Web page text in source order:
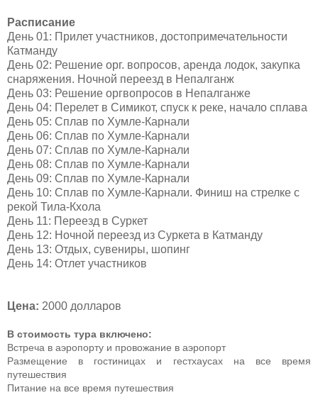
Расписание
День 01: Прилет участников, достопримечательности
Катманду
День 02: Решение орг. вопросов, аренда лодок, закупка
снаряжения. Ночной переезд в Непалганж
День 03: Решение оргвопросов в Непалганже
День 04: Перелет в Симикот, спуск к реке, начало сплава
День 05: Сплав по Хумле-Карнали
День 06: Сплав по Хумле-Карнали
День 07: Сплав по Хумле-Карнали
День 08: Сплав по Хумле-Карнали
День 09: Сплав по Хумле-Карнали
День 10: Сплав по Хумле-Карнали. Финиш на стрелке с
рекой Тила-Кхола
День 11: Переезд в Суркет
День 12: Ночной переезд из Суркета в Катманду
День 13: Отдых, сувениры, шопинг
День 14: Отлет участников
Цена: 2000 долларов
В стоимость тура включено:
Встреча в аэропорту и провожание в аэропорт
Размещение в гостиницах и гестхаусах на все время
путешествия
Питание на все время путешествия